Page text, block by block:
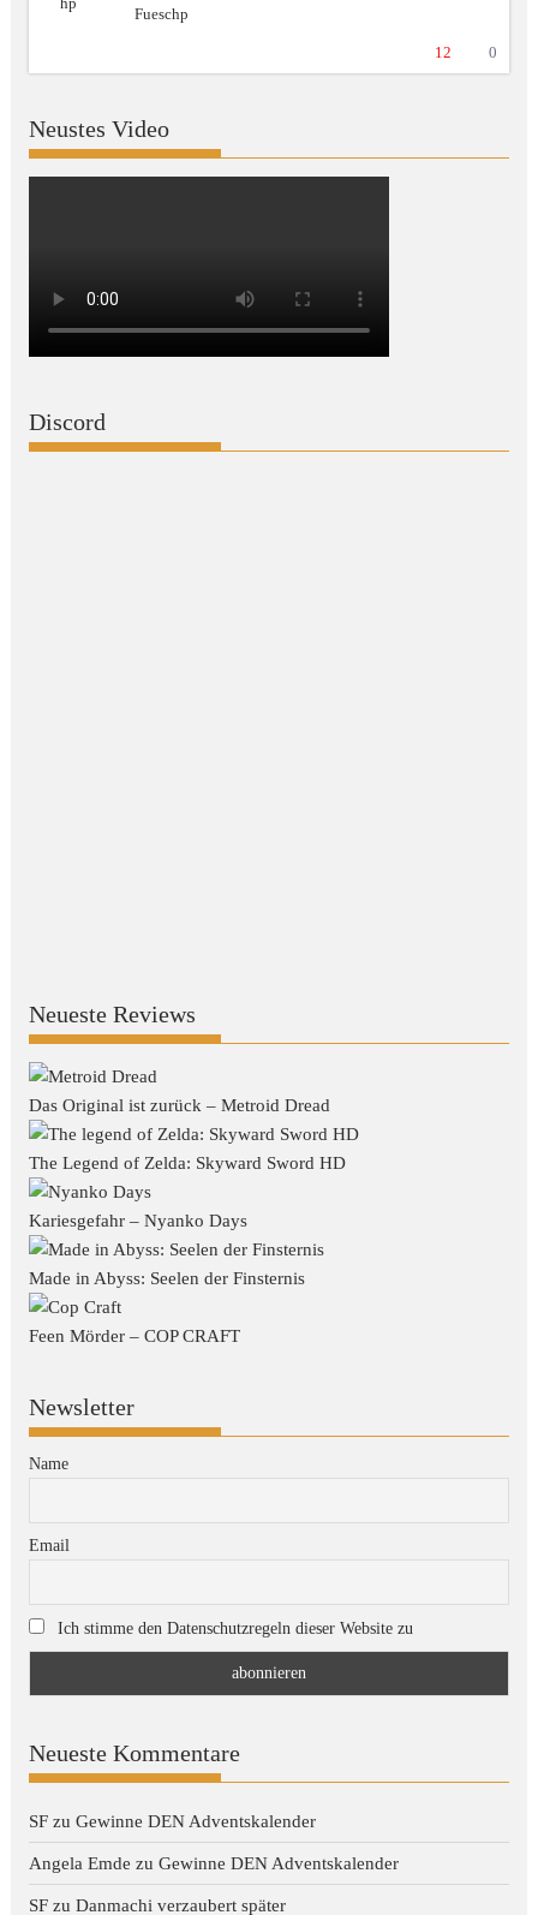
Fueschp
12 0
Neustes Video
Discord
Neueste Reviews
Das Original ist zurück – Metroid Dread
The Legend of Zelda: Skyward Sword HD
Kariesgefahr – Nyanko Days
Made in Abyss: Seelen der Finsternis
Feen Mörder – COP CRAFT
Newsletter
Name
Email
Ich stimme den Datenschutzregeln dieser Website zu
Neueste Kommentare
SF zuGewinne DEN Adventskalender
Angela Emde zuGewinne DEN Adventskalender
SF zuDanmachi verzaubert später